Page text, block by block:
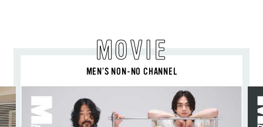
MOVIE
MEN’S NON-NO CHANNEL